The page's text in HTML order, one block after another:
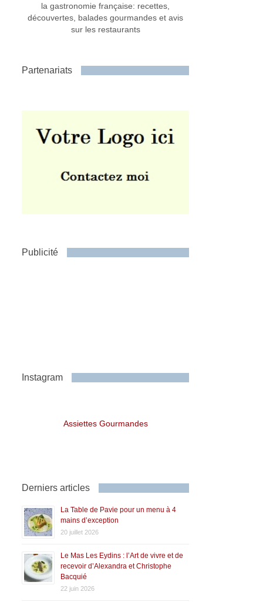
la gastronomie française: recettes,
découvertes, balades gourmandes et avis
sur les restaurants
Partenariats
Publicité
Instagram
Assiettes Gourmandes
Derniers articles
La Table de Pavie pour un menu à 4
mains d’exception
20 juillet 2026
Le Mas Les Eydins : l’Art de vivre et de
recevoir d’Alexandra et Christophe
Bacquié
22 juin 2026